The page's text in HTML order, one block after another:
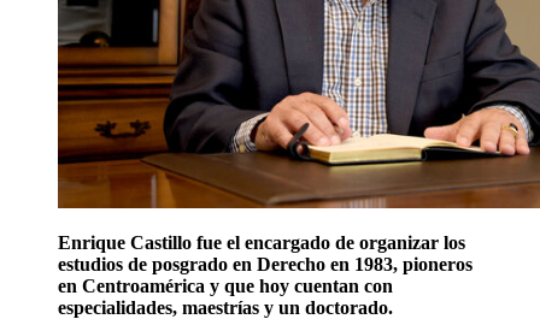
Enrique Castillo fue el encargado de organizar los
estudios de posgrado en Derecho en 1983, pioneros
en Centroamérica y que hoy cuentan con
especialidades, maestrías y un doctorado.